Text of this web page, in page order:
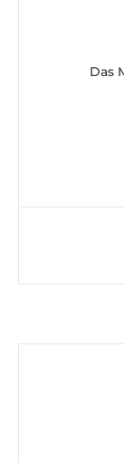
Das